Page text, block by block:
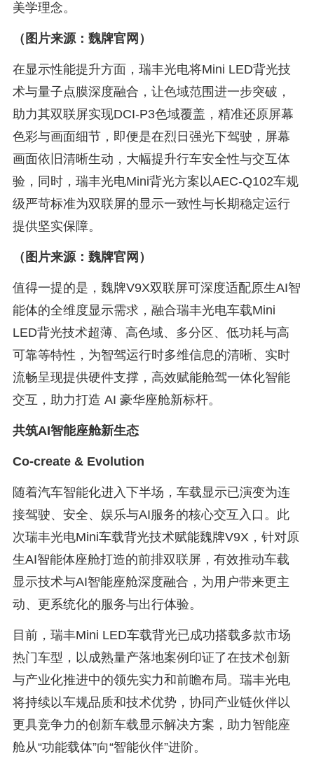
美学理念。
（图片来源：魏牌官网）
在显示性能提升方面，瑞丰光电将Mini LED背光技
术与量子点膜深度融合，让色域范围进一步突破，
助力其双联屏实现DCI-P3色域覆盖，精准还原屏幕
色彩与画面细节，即便是在烈日强光下驾驶，屏幕
画面依旧清晰生动，大幅提升行车安全性与交互体
验，同时，瑞丰光电Mini背光方案以AEC-Q102车规
级严苛标准为双联屏的显示一致性与长期稳定运行
提供坚实保障。
（图片来源：魏牌官网）
值得一提的是，魏牌V9X双联屏可深度适配原生AI智
能体的全维度显示需求，融合瑞丰光电车载Mini
LED背光技术超薄、高色域、多分区、低功耗与高
可靠等特性，为智驾运行时多维信息的清晰、实时
流畅呈现提供硬件支撑，高效赋能舱驾一体化智能
交互，助力打造 AI 豪华座舱新标杆。
共筑AI智能座舱新生态
Co-create & Evolution
随着汽车智能化进入下半场，车载显示已演变为连
接驾驶、安全、娱乐与AI服务的核心交互入口。此
次瑞丰光电Mini车载背光技术赋能魏牌V9X，针对原
生AI智能体座舱打造的前排双联屏，有效推动车载
显示技术与AI智能座舱深度融合，为用户带来更主
动、更系统化的服务与出行体验。
目前，瑞丰Mini LED车载背光已成功搭载多款市场
热门车型，以成熟量产落地案例印证了在技术创新
与产业化推进中的领先实力和前瞻布局。瑞丰光电
将持续以车规品质和技术优势，协同产业链伙伴以
更具竞争力的创新车载显示解决方案，助力智能座
舱从“功能载体”向“智能伙伴”进阶。